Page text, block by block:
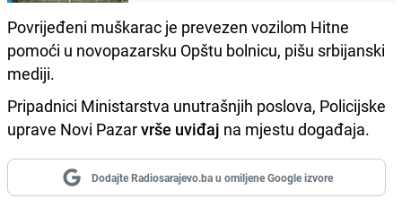
Povrijeđeni muškarac je prevezen vozilom Hitne
pomoći u novopazarsku Opštu bolnicu, pišu srbijanski
mediji.
Pripadnici Ministarstva unutrašnjih poslova, Policijske
uprave Novi Pazarvrše uviđaj na mjestu događaja.
Dodajte Radiosarajevo.ba u omiljene Google izvore